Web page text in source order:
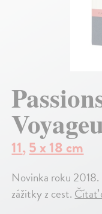
11,5 x 18 cm
Novinka roku
zážitky z cest.Čítať